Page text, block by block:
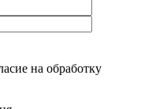
на обработку